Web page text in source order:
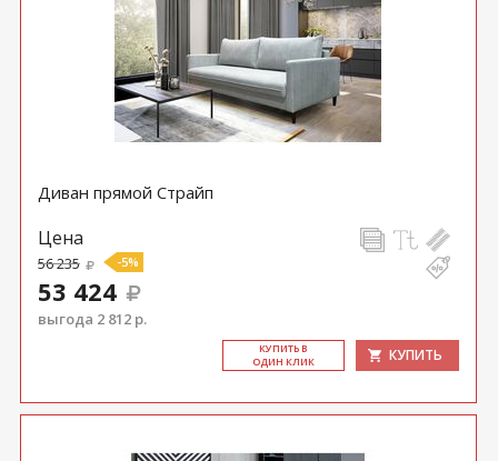
Диван прямой Страйп
Цена
56 235 -5%
53 424
выгода 2 812 р.
КУ­ПИТЬ В
ОДИН КЛИК
КУПИТЬ